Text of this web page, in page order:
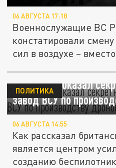
06 АВГУСТА 17:18
Военнослужащие ВС
констатировали
сил в воздухе –
Sky News показал
завод ВСУ по
ПОЛИТИКА
06 АВГУСТА 14:55
Как рассказал
является центром
созданию